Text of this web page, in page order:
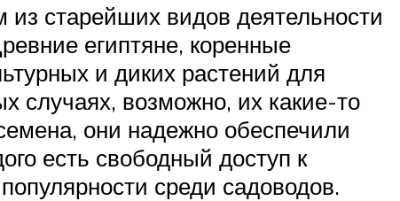
старейших видов деятельности
египтяне, коренные
и диких растений для
случаях, возможно, их какие-то
они надежно обеспечили
есть свободный доступ к
среди садоводов.